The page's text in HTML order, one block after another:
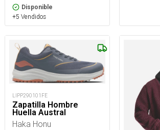
Disponible
+5 Vendidos
LIPP290101FE
Zapatilla Hombre
Huella Austral
Haka Honu